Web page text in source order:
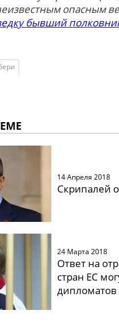
опасным
бывший
14 Апреля 2018
Скрипалей
24 Марта 2018
Ответ на
стран ЕС
дипломатов